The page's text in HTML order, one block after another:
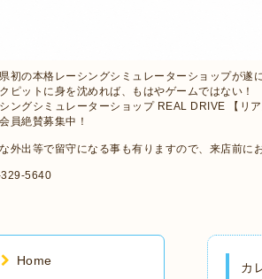
初の本格レーシングシミュレーターショップが遂
ピットに身を沈めれば、もはやゲームではない！
ングシミュレーターショップ REAL DRIVE 【リア
員絶賛募集中！
外出等で留守になる事も有りますので、来店前に
5640
カ
Home